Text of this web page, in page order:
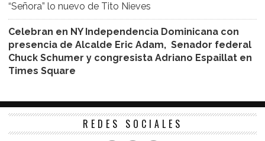
“Señora” lo nuevo de Tito Nieves
Celebran en NY Independencia Dominicana con
presencia de Alcalde Eric Adam, Senador federal
Chuck Schumer y congresista Adriano Espaillat en
Times Square
REDES SOCIALES